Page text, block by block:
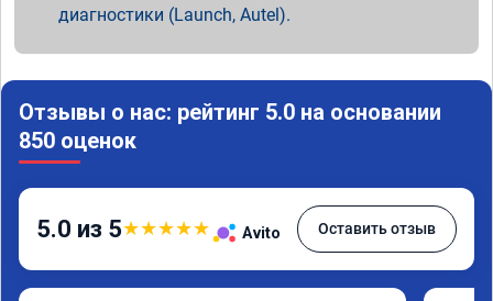
диагностики (Launch, Autel).
Отзывы о нас: рейтинг 5.0 на основании
850 оценок
5.0 из 5★★★★★ Avito Оставить отзыв